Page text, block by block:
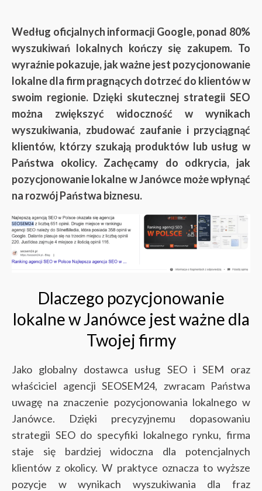
Według oficjalnych informacji Google, ponad 80%
wyszukiwań lokalnych kończy się zakupem. To
wyraźnie pokazuje, jak ważne jest pozycjonowanie
lokalne dla firm pragnących dotrzeć do klientów w
swoim regionie. Dzięki skutecznej strategii SEO
można zwiększyć widoczność w wynikach
wyszukiwania, zbudować zaufanie i przyciągnąć
klientów, którzy szukają produktów lub usług w
Państwa okolicy. Zachęcamy do odkrycia, jak
pozycjonowanie lokalne w Janówce może wpłynąć
na rozwój Państwa biznesu.
Dlaczego pozycjonowanie
lokalne w Janówce jest ważne dla
Twojej firmy
Jako globalny dostawca usług SEO i SEM oraz
właściciel agencji SEOSEM24, zwracam Państwa
uwagę na znaczenie pozycjonowania lokalnego w
Janówce. Dzięki precyzyjnemu dopasowaniu
strategii SEO do specyfiki lokalnego rynku, firma
staje się bardziej widoczna dla potencjalnych
klientów z okolicy. W praktyce oznacza to wyższe
pozycje w wynikach wyszukiwania dla fraz